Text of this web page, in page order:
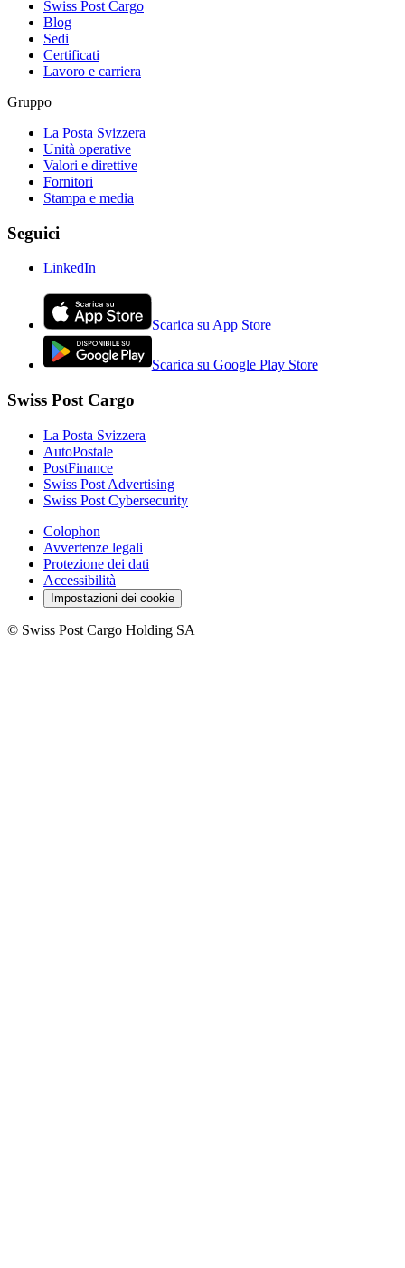
Swiss Post Cargo
Blog
Sedi
Certificati
Lavoro e carriera
Gruppo
La Posta Svizzera
Unità operative
Valori e direttive
Fornitori
Stampa e media
Seguici
LinkedIn
Scarica su App Store
Scarica su Google Play Store
Swiss Post Cargo
La Posta Svizzera
AutoPostale
PostFinance
Swiss Post Advertising
Swiss Post Cybersecurity
Colophon
Avvertenze legali
Protezione dei dati
Accessibilità
Impostazioni dei cookie
© Swiss Post Cargo Holding SA